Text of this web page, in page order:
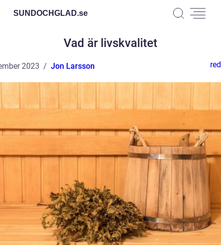
SUNDOCHGLAD.se
Vad är livskvalitet
2023 Jon Larsson